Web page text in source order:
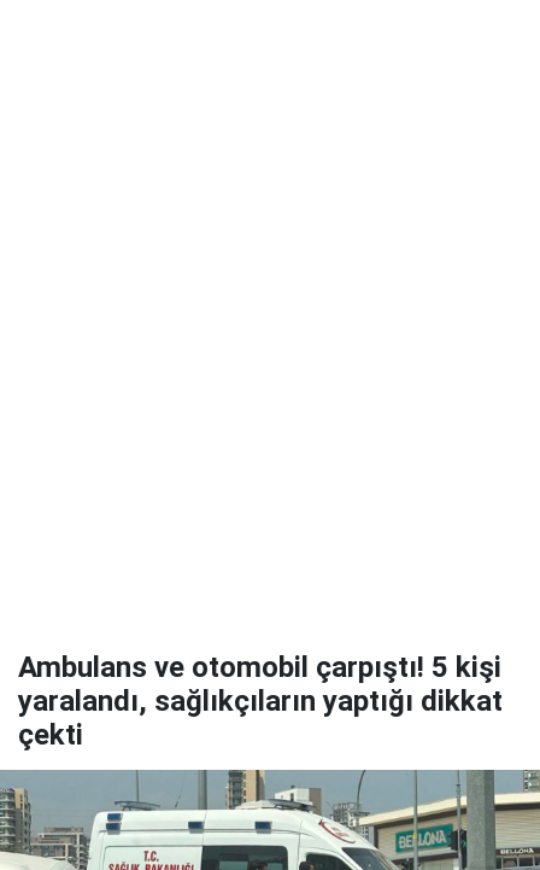
Ambulans ve otomobil çarpıştı! 5 kişi
yaralandı, sağlıkçıların yaptığı dikkat
çekti